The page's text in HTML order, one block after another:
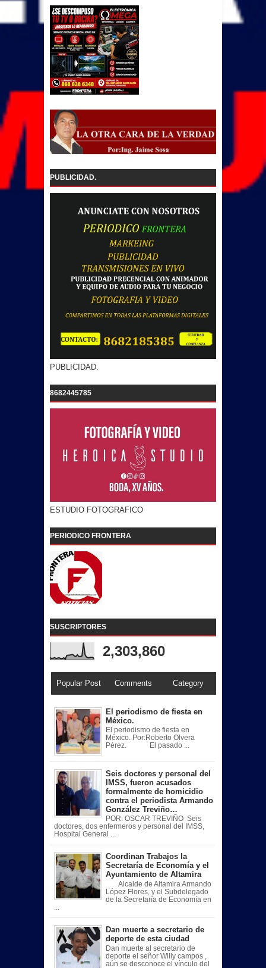
PUBLICIDAD.
PUBLICIDAD.
8682445785
ESTUDIO FOTOGRAFICO
PERIODICO FRONTERA
SUSCRIPTORES
2,303,860
Popular Post Comments Category
El periodismo de fiesta en
México.
El periodismo de fiesta en
México. Por:Roberto Olvera
Pérez. El pasado ...
Seis doctores y personal del
IMSS, fueron acusados
formalmente de homicidio
contra el periodista Armando
González Treviño…
POR: OSCAR TREVIÑO Seis
doctores, dos enfermeros y personal del IMSS,
Hospital General ...
Coordinan Trabajos la
Secretaría de Economía y el
Ayuntamiento de Altamira
Alcalde de Altamira Armando
López Flores, y el Subdelegado
de la Secretaría de Economía en
Dan muerte a secretario de
deporte de esta ciudad
Dan muerte al secretario de
deporte el señor Willy campos ,
aún se desconoce el vínculo del